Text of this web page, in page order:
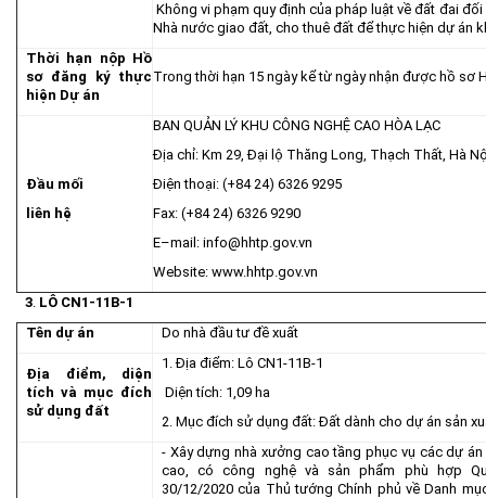
Không vi phạm quy định của pháp luật về đất đai
Nhà nước giao đất, cho thuê đất để thực hiện dự án
Thời hạn nộp Hồ
sơ đăng ký thực
hiện Dự án
Trong thời hạn 15 ngày kể từ ngày nhận được hồ sơ
Đầu mối
liên hệ
BAN QUẢN LÝ KHU CÔNG NGHỆ CAO HÒA LẠC
Địa chỉ: Km 29, Đại lộ Thăng Long, Thạch Thất, Hà
Điện thoại: (+84 24) 6326 9295
Fax: (+84 24) 6326 9290
E–mail: info@hhtp.gov.vn
Website: www.hhtp.gov.vn
3. LÔ CN1-11B-1
Tên dự án
Do nhà đầu tư đề xuất
Địa điểm, diện
tích và mục đích
sử dụng đất
1. Địa điểm: Lô CN1-11B-1
Diện tích: 1,09 ha
2. Mục đích sử dụng đất: Đất dành cho dự án sản
- Xây dựng nhà xưởng cao tầng phục vụ các dự
cao, có công nghệ và sản phẩm phù hợp
30/12/2020 của Thủ tướng Chính phủ về Danh